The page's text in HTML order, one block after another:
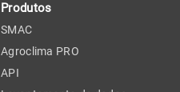
Produtos
SMAC
Agroclima PRO
API